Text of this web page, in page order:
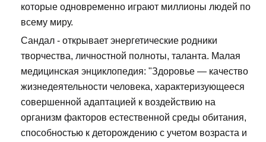
которые одновременно играют миллионы людей по
всему миру.
Сандал - открывает энергетические родники
творчества, личностной полноты, таланта. Малая
медицинская энциклопедия: "Здоровье — качество
жизнедеятельности человека, характеризующееся
совершенной адаптацией к воздействию на
организм факторов естественной среды обитания,
способностью к деторождению с учетом возраста и